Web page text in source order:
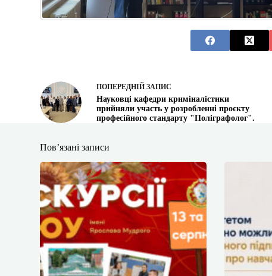
ПОПЕРЕДНІЙЗАПИС
Науковці кафедри криміналістики
прийняли участь у розробленні проєкту
професійного стандарту "Поліграфолог".
Пов’язані записи